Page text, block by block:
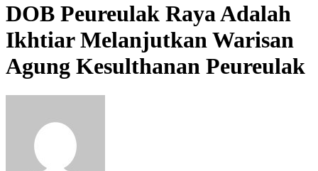
‎DOB Peureulak Raya Adalah
Ikhtiar Melanjutkan Warisan
Agung Kesulthanan Peureulak